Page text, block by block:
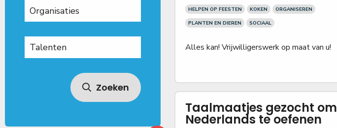
Zoeken
HELPEN OP FEESTEN
KOKEN
ORGANISEREN
PLANTEN EN DIEREN
SOCIAAL
Alles kan! Vrijwilligerswerk op maat van u!
Taalmaatjes gezocht om
Nederlands te oefenen